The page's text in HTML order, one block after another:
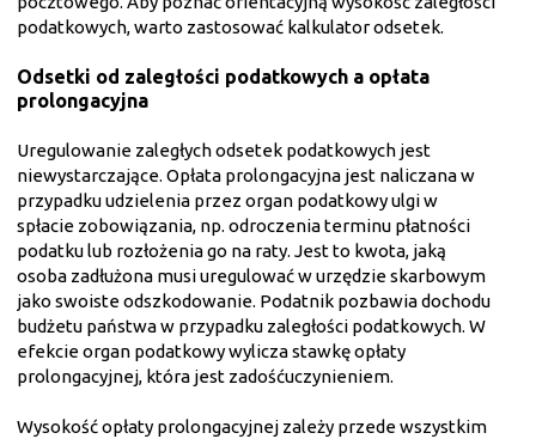
podatkowych, warto zastosować kalkulator odsetek.
Odsetki od zaległości podatkowych a opłata
prolongacyjna
Uregulowanie zaległych odsetek podatkowych jest
niewystarczające. Opłata prolongacyjna jest naliczana w
przypadku udzielenia przez organ podatkowy ulgi w
spłacie zobowiązania, np. odroczenia terminu płatności
podatku lub rozłożenia go na raty. Jest to kwota, jaką
osoba zadłużona musi uregulować w urzędzie skarbowym
jako swoiste odszkodowanie. Podatnik pozbawia dochodu
budżetu państwa w przypadku zaległości podatkowych. W
efekcie organ podatkowy wylicza stawkę opłaty
prolongacyjnej, która jest zadośćuczynieniem.
Wysokość opłaty prolongacyjnej zależy przede wszystkim